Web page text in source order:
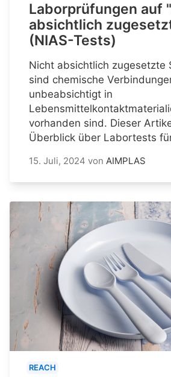
Laborprüfungen auf
absichtlich
(NIAS-Tests)
Nicht absichtlich zugesetzte
sind chemische
unbeabsichtigt in
vorhanden sind. Dieser
Überblick über Labortests
15. Juli, 2024 von AIMPLAS
REACH